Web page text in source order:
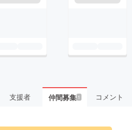
支援者 仲間募集 1 コメント